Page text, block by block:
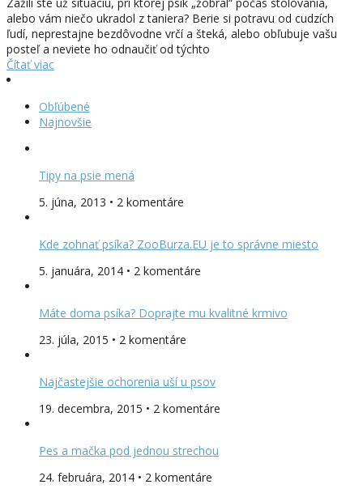
alebo vám niečo ukradol z taniera? Berie si potravu od cudzích
ľudí, neprestajne bezdôvodne vrčí a šteká, alebo obľubuje vašu
posteľ a neviete ho odnaučiť od týchto
Čítať viac
Obľúbené
Najnovšie
Tipy na psie mená
5. júna, 2013 • 2 komentáre
Kde zohnať psíka? ZooBurza.EU je to správne miesto
5. januára, 2014 • 2 komentáre
Máte doma psíka? Doprajte mu kvalitné krmivo
23. júla, 2015 • 2 komentáre
Najčastejšie ochorenia uší u psov
19. decembra, 2015 • 2 komentáre
Pes a mačka pod jednou strechou
24. februára, 2014 • 2 komentáre